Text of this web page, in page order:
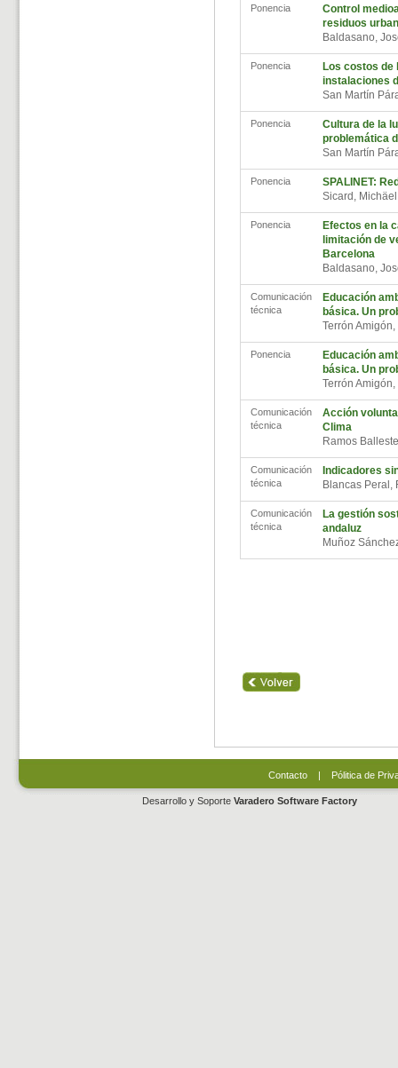
Ponencia
Control
residuos
Baldasano,
Ponencia
Los costos de
instalaciones
San Martín
Ponencia
Cultura de la
problemática
San Martín
Ponencia
SPALINET:
Sicard,
Ponencia
Efectos en la
limitación de
Barcelona
Baldasano,
Comunicación
técnica
Educación
básica. Un
Terrón
Ponencia
Educación
básica. Un
Terrón
Comunicación
técnica
Acción
Clima
Ramos
Comunicación
técnica
Indicadores
Blancas
Comunicación
técnica
La gestión
andaluz
Muñoz
Contacto| Pólitica de
Desarrollo y Soporte Varadero Software Factory